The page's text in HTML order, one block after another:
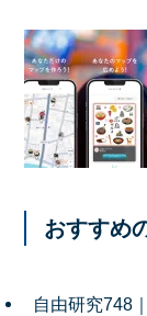
おすすめ
自由研究748